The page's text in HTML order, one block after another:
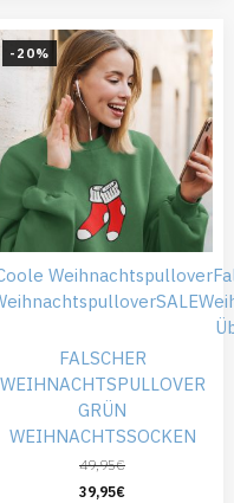
-20%
Weihnachtspullover
SALE
FALSCHER
WEIHNACHTSPULLOVER
GRÜN
WEIHNACHTSSOCKEN
49,95€
39,95€